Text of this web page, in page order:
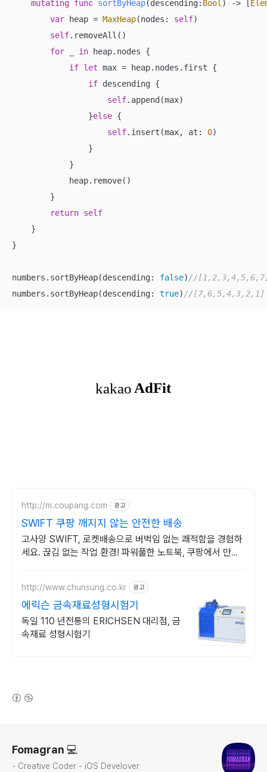
mutating func sortByHeap(descending: Bool ) -> [
var heap = MaxHeap(nodes: self)
self.removeAll()
for
in heap.nodes {
if let max = heap.nodes.first {
if descending {
self.append(max)
                }
else {
self.insert(max, at: 0)
                }
            }
            heap.remove()
        }
return self
    }
}
numbers.sortByHeap(descending: false)//
numbers.sortByHeap(descending: true)//[7,6,5,4,3,2,1]
http://m.coupang.com 광고
SWIFT 쿠팡 깨지지 않는 안전한 배송
고사양 SWIFT, 로켓배송으로 버벅임 없는 쾌적함을 경험하
세요. 끊김 없는 작업 환경! 파워풀한 노트북, 쿠팡에서 만나
http://www.chunsung.co.kr 광고
에릭슨 금속재료성형시험기
독일 110 년전통의 ERICHSEN 대리점, 금
속재료 성형시험기
Fomagran 💻
- Creative Coder - iOS Develover